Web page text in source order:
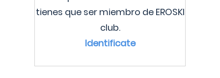
tienes que ser miembro de EROSKI
club.
Identificate